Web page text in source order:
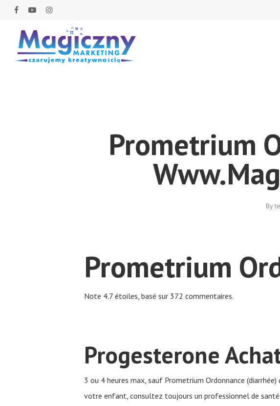
Prometrium
By
Prometrium
Note 4.7 étoiles, basé sur 372 commentaires.
Progesterone
3 ou 4 heures max, sauf Prometrium Ordonnance
votre enfant, consultez toujours un professionnel de